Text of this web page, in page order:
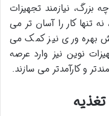
نیازمند تجهیزات
تنها کار را آسان تر می
بهره وری نیز کمک می
نوین نیز وارد عرصه
و کارآمدتر می سازند.